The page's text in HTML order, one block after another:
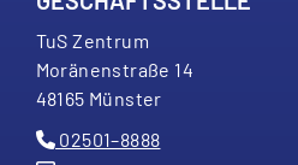
TuS Zentrum
Moränenstraße 14
48165 Münster
02501–8888